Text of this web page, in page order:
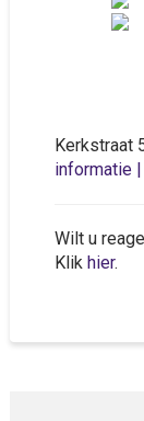
Kerkstraat
informatie
Wilt u
Klik hier.